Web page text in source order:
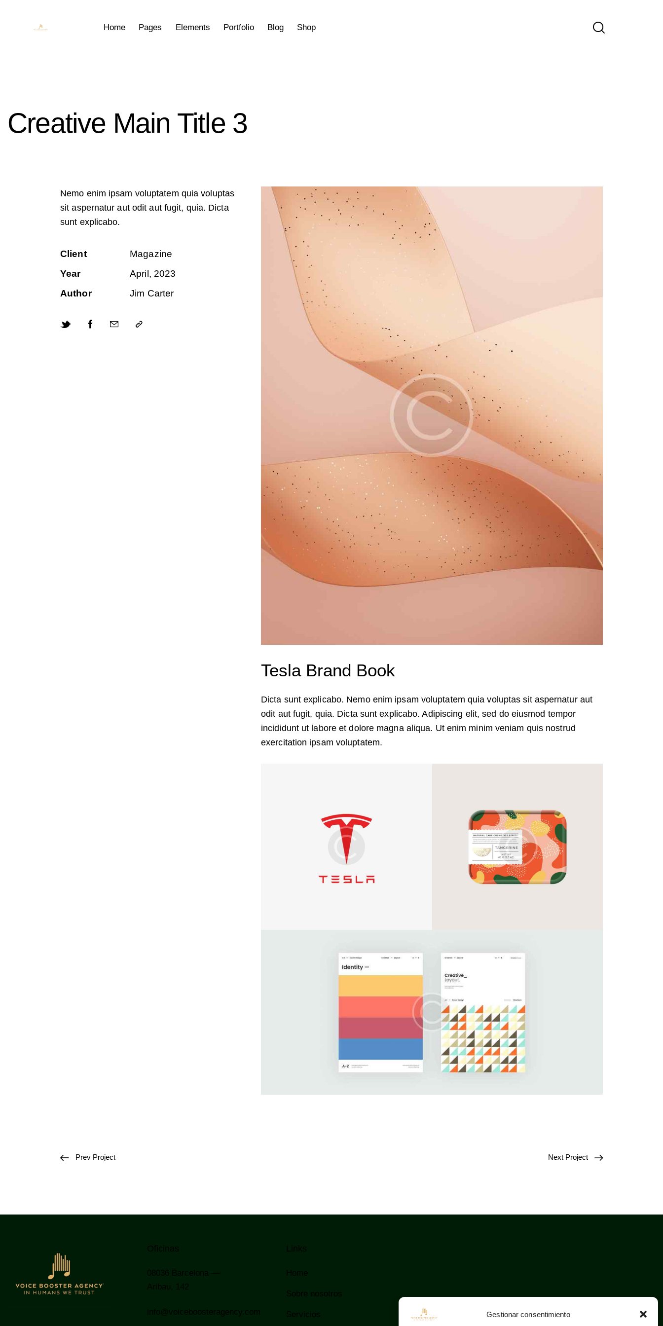
Gestionar consentimiento
Home Pages Elements Portfolio Blog Shop
Creative Main Title 3
Nemo enim ipsam voluptatem quia voluptas
sit aspernatur aut odit aut fugit, quia. Dicta
sunt explicabo.
Client
Magazine
Year
April, 2023
Author
Jim Carter
Tesla Brand Book
Dicta sunt explicabo. Nemo enim ipsam voluptatem quia voluptas sit aspernatur aut
odit aut fugit, quia. Dicta sunt explicabo. Adipiscing elit, sed do eiusmod tempor
incididunt ut labore et dolore magna aliqua. Ut enim minim veniam quis nostrud
exercitation ipsam voluptatem.
Prev Project Next Project
Oficinas
08036 Barcelona —
Aribau, 142
info@voiceboosteragency.com
Links
Home
Sobre nosotros
Servicios